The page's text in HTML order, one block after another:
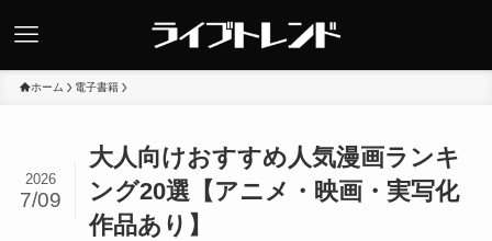
ホーム 電子書籍
大人向けおすすめ人気漫画ランキ
ング20選【アニメ・映画・実写化
作品あり】
2026
7/09